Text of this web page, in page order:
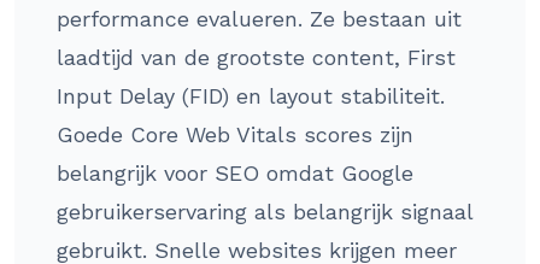
performance evalueren. Ze bestaan uit
laadtijd van de grootste content, First
Input Delay (FID) en layout stabiliteit.
Goede Core Web Vitals scores zijn
belangrijk voor SEO omdat Google
gebruikerservaring als belangrijk signaal
gebruikt. Snelle websites krijgen meer